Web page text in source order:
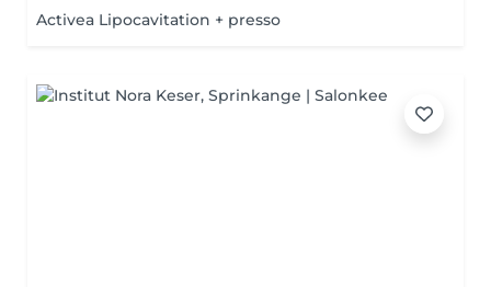
Activea Lipocavitation + presso